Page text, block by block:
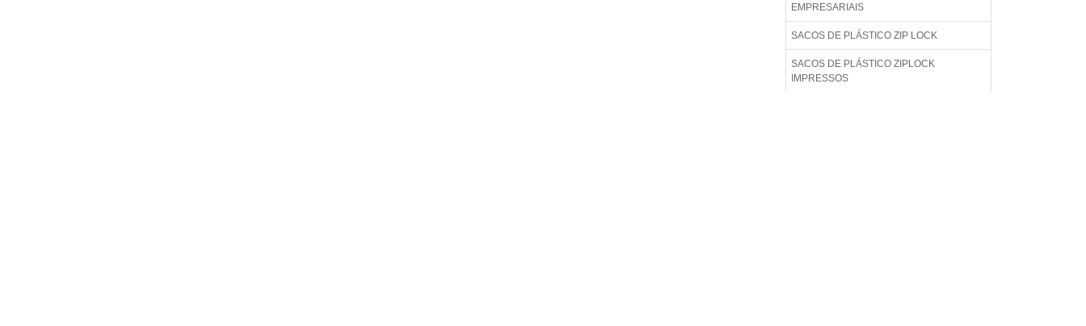
EMPRESARIAIS
SACOS DE PLÁSTICO ZIP LOCK
SACOS DE PLÁSTICO ZIPLOCK
IMPRESSOS